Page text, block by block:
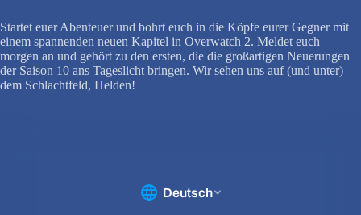
Startet euer Abenteuer und bohrt euch in die Köpfe eurer Gegner mit
einem spannenden neuen Kapitel in Overwatch 2. Meldet euch
morgen an und gehört zu den ersten, die die großartigen Neuerungen
der Saison 10 ans Tageslicht bringen. Wir sehen uns auf (und unter)
dem Schlachtfeld, Helden!